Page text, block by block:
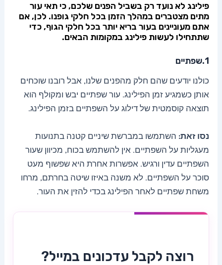
פילינג לא נועד רק בשביל הפנים שלכם, כי תאי עור
מתים מצטברים במהלך הזמן בכל חלקי גופנו. לכן, אם
אתם מעוניינים בעור בריא יותר בכל חלקי הגוף, כדי
שתתחילו לעשות פילינג במקומות הבאים.
1.שפתיים
כולנו יודעים שהם חלק מהפנים שלנו, אבל רובנו שוכחים
אותן כשמגיע זמן הפילינג. עור שפתיים יבש ומקולף הוא
תוצאה קוסמטית של דילוג על השפתיים בזמן הפילינג.
נסו זאת: השתמשו במברשת שיניים קטנה בתנועות
מעגליות על השפתיים. אין להשתמש בכוח, מכיוון שעור
השפתיים עדין ורגיש. אפשרות אחרת היא שפשוף מעט
סוכר על השפתיים. לא משנה באיזו שיטה בחרתם, מרחו
משחת שפתיים לאחר הפילינג בכדי להזין את העור.
רוצה לקבל עדכונים במייל?